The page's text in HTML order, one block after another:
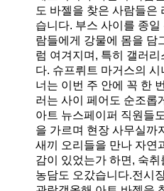
도 바젤을 찾은 사람들은
습니다. 부스 사이를 종
람들에게 강물에 몸을 담
럼 여겨지며, 특히 갤러
다. 슈프뤼트 마거스의
너는 이번 주 안에 꼭 한
러는 사이 페어도 순조롭
아트 뉴스페이퍼 직원들
을 가르며 현장 사무실까
새끼 오리들을 만나 자연
감이 있었는가 하면, 숙
농담도 오갔습니다.전시